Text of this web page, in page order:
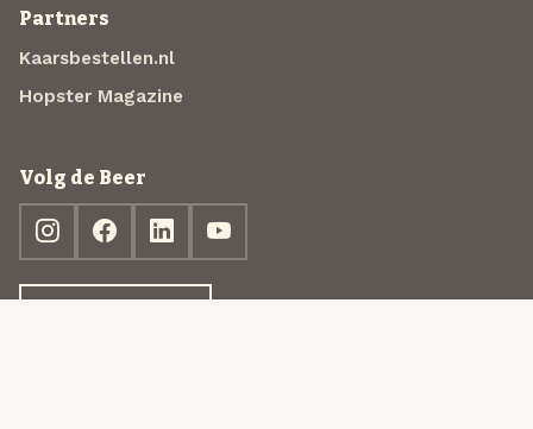
Partners
Kaarsbestellen.nl
Hopster Magazine
Volg de Beer